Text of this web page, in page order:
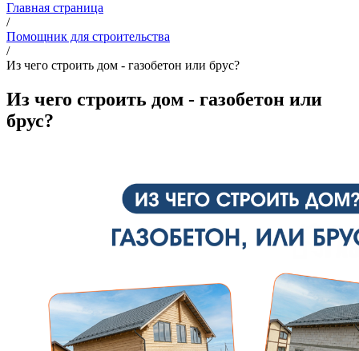
Главная страница
/
Помощник для строительства
/
Из чего строить дом - газобетон или брус?
Из чего строить дом - газобетон или
брус?